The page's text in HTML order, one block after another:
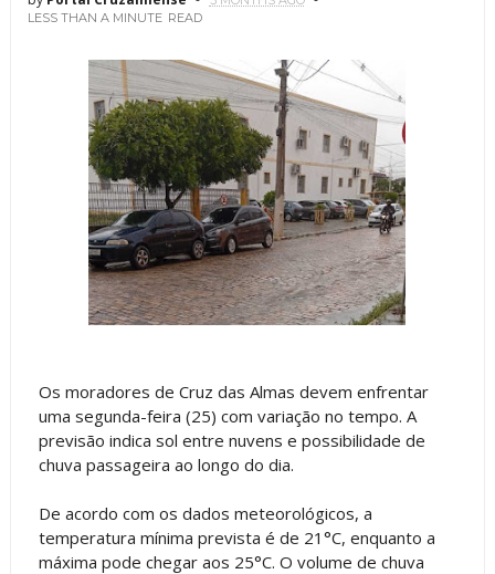
LESS THAN A MINUTE READ
Os moradores de Cruz das Almas devem enfrentar
uma segunda-feira (25) com variação no tempo. A
previsão indica sol entre nuvens e possibilidade de
chuva passageira ao longo do dia.
De acordo com os dados meteorológicos, a
temperatura mínima prevista é de 21°C, enquanto a
máxima pode chegar aos 25°C. O volume de chuva